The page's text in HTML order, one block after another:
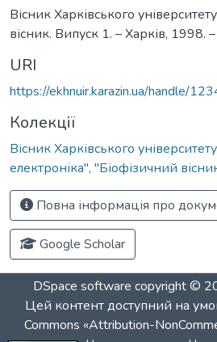
Вісник Харківського
вісник. Випуск 1. – Харків, 1998.
URI
https://ekhnuir.karazin.ua/handle/
Колекції
Вісник Харківського
електроніка", "Біофізичний
Повна інформація про
Google Scholar
DSpace software copyright ©
Цей контент доступний на
Commons «Attribution-